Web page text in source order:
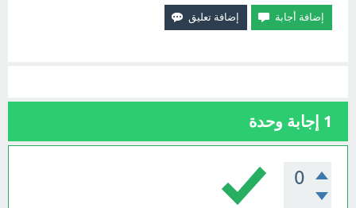
1 إجابة وحدة
0